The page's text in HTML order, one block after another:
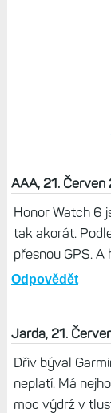
AAA, 21.
Honor Watch 6
tak akorát.
přesnou GPS.
Odpovědět
Jarda, 21.
Dřív býval
neplatí. Má
moc výdrź v